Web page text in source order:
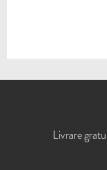
Livrare